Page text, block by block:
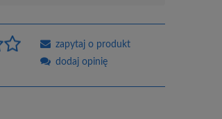
zapytaj o produkt
dodaj opinię